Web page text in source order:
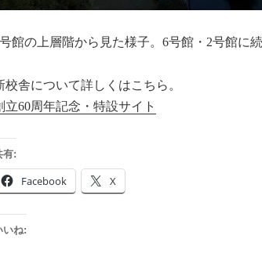
館の上層階から見た様子。6号館・2号館に
校舎について詳しくはこちら。
立60周年記念・特設サイト
有:
Facebook X
いね: